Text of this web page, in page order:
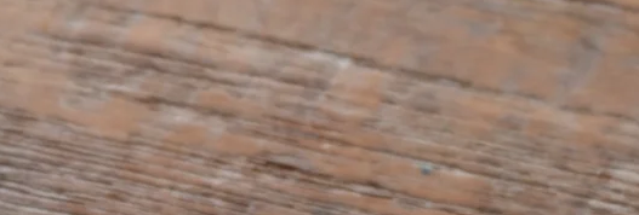
ihrem Namen, deinem Foto oder einer Nachricht von Herzen. Kein Stress,